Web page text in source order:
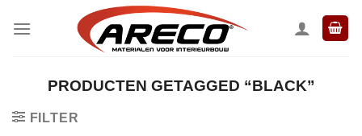
naar
PRODUCTEN GETAGGED “BLACK”
FILTER